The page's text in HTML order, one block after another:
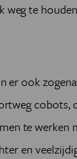
te
er ook
cobots,
te werken
en